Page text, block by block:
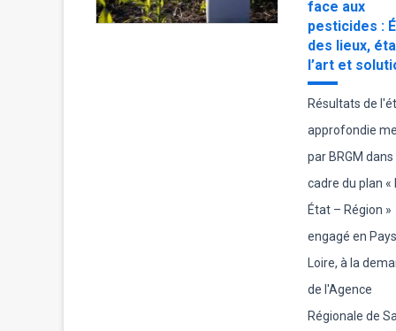
face aux
pesticides :
des lieux,
l’art et
Résultats de
approfondie
par BRGM dans
cadre du plan «
État – Région »
engagé en
Loire, à la
de l'Agence
Régionale de